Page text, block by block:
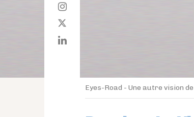
Eyes-Road - Une autre vision